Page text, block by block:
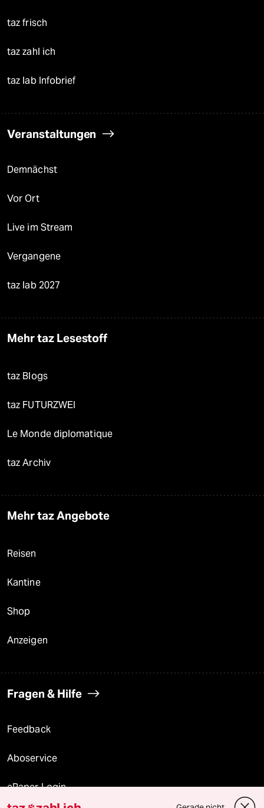
taz frisch
taz zahl ich
taz lab Infobrief
Veranstaltungen
Demnächst
Vor Ort
Live im Stream
Vergangene
taz lab 2027
Mehr taz Lesestoff
taz Blogs
taz FUTURZWEI
Le Monde diplomatique
taz Archiv
Mehr taz Angebote
Reisen
Kantine
Shop
Anzeigen
Fragen & Hilfe
Feedback
Aboservice
ePaper Login